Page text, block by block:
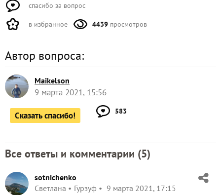
спасибо за вопрос
в избранное 4439 просмотров
Автор вопроса:
Maikelson
9 марта 2021, 15:56
Сказать спасибо! 583
Все ответы и комментарии (5)
sotnichenko
Светлана
Гурзуф 9 марта 2021, 17:15